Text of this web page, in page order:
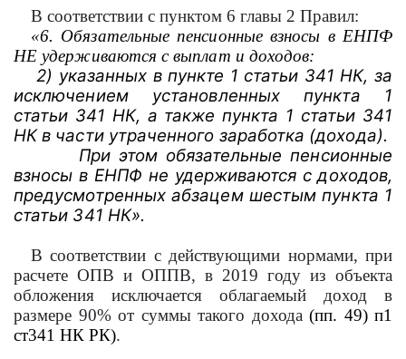
В соответствии с пунктом 6 главы 2 Правил:
«6. Обязательные пенсионные взносы в ЕНПФ
НЕ удерживаются с выплат и доходов:
2) указанных в пункте 1 статьи 341 НК, за
исключением установленных пункта 1
статьи 341 НК, а также пункта 1 статьи 341
НК в части утраченного заработка (дохода).
При этом обязательные пенсионные
взносы в ЕНПФ не удерживаются с доходов,
предусмотренных абзацем шестым пункта 1
статьи 341 НК».
В соответствии с действующими нормами, при
расчете ОПВ и ОППВ, в 2019 году из объекта
обложения исключается облагаемый доход в
размере 90% от суммы такого дохода (пп. 49) п1
ст341 НК РК).